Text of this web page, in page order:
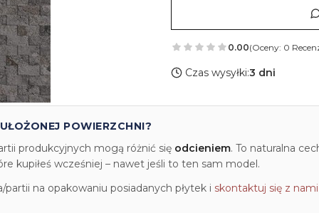
0.00(Oceny: 0
Czas wysyłki:3 dni
POWIERZCHNI?
produkcyjnych mogą różnić się odcieniem. To naturalna
kupiłeś wcześniej – nawet jeśli to ten sam model.
na opakowaniu posiadanych płytek i skontaktuj się z nami